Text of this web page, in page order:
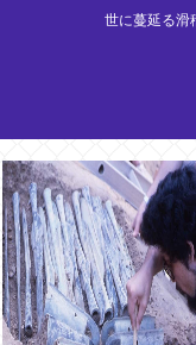
世に蔓延る滑